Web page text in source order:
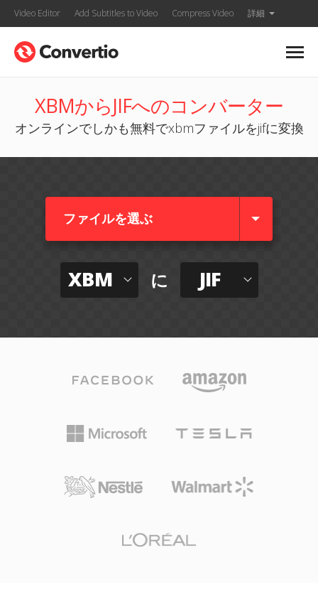
Video Editor Add Subtitles to Video Compress Video 詳細
XBMからJIFへのコンバーター
オンラインでしかも無料でxbmファイルをjifに変換
ファイルを選ぶ
XBM に JIF